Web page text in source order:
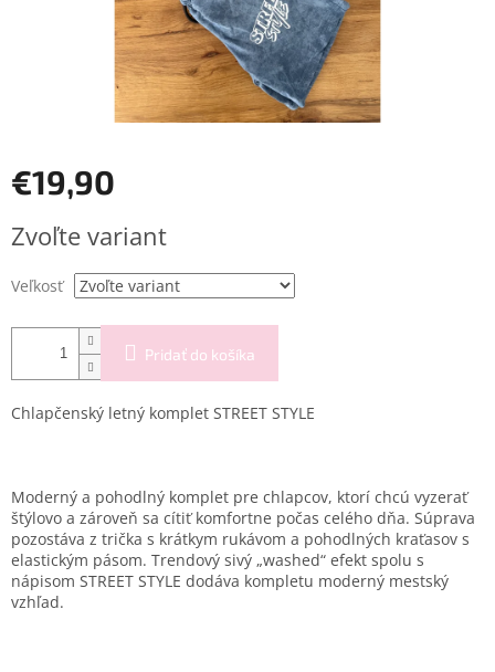
€19,90
cena:
Zvoľte variant
Veľkosť
Pridať do košíka
Chlapčenský letný komplet STREET STYLE
Moderný a pohodlný komplet pre chlapcov, ktorí chcú vyzerať
štýlovo a zároveň sa cítiť komfortne počas celého dňa. Súprava
pozostáva z trička s krátkym rukávom a pohodlných kraťasov s
elastickým pásom. Trendový sivý „washed“ efekt spolu s
nápisom STREET STYLE dodáva kompletu moderný mestský
vzhľad.